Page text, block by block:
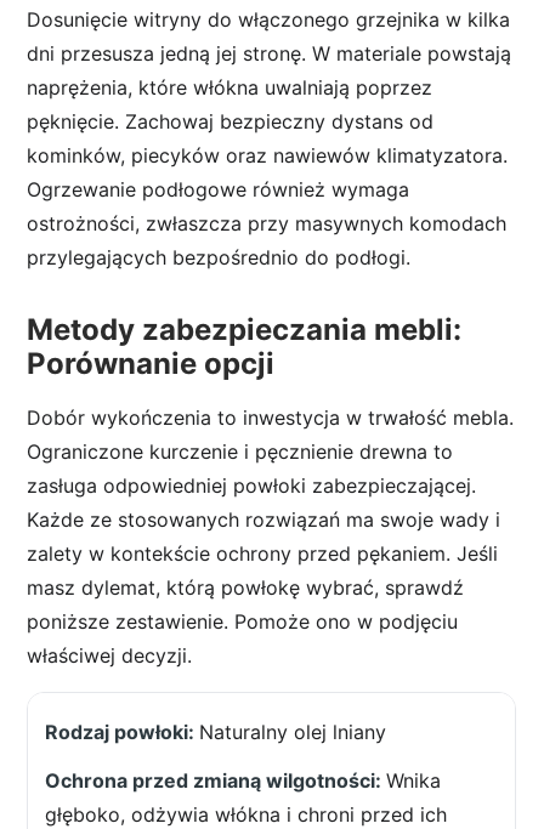
Dosunięcie witryny do włączonego grzejnika w kilka
dni przesusza jedną jej stronę. W materiale powstają
naprężenia, które włókna uwalniają poprzez
pęknięcie. Zachowaj bezpieczny dystans od
kominków, piecyków oraz nawiewów klimatyzatora.
Ogrzewanie podłogowe również wymaga
ostrożności, zwłaszcza przy masywnych komodach
przylegających bezpośrednio do podłogi.
Metody zabezpieczania mebli:
Porównanie opcji
Dobór wykończenia to inwestycja w trwałość mebla.
Ograniczone kurczenie i pęcznienie drewna to
zasługa odpowiedniej powłoki zabezpieczającej.
Każde ze stosowanych rozwiązań ma swoje wady i
zalety w kontekście ochrony przed pękaniem. Jeśli
masz dylemat, którą powłokę wybrać, sprawdź
poniższe zestawienie. Pomoże ono w podjęciu
właściwej decyzji.
Naturalny olej lniany
Wnika
głęboko, odżywia włókna i chroni przed ich